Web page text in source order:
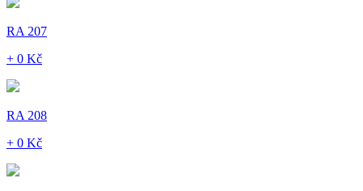
RA 207
+ 0 Kč
RA 208
+ 0 Kč